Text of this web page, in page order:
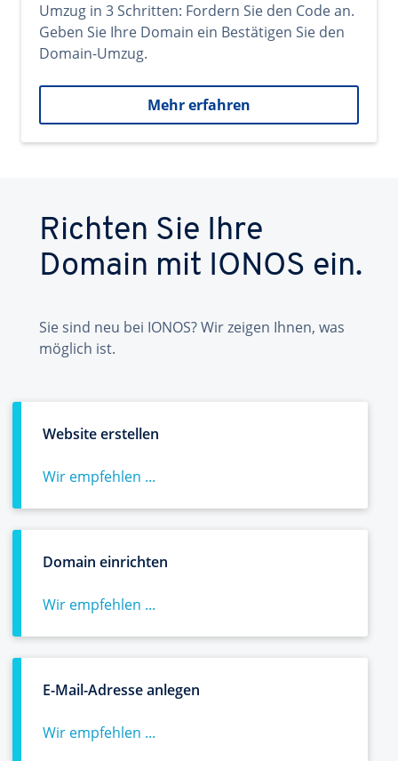
Umzug in 3 Schritten: Fordern Sie den Code an.
Geben Sie Ihre Domain ein Bestätigen Sie den
Domain-Umzug.
Mehr erfahren
Richten Sie Ihre
Domain mit IONOS ein.
Sie sind neu bei IONOS? Wir zeigen Ihnen, was
möglich ist.
Website erstellen
Wir empfehlen ...
Domain einrichten
Wir empfehlen ...
E-Mail-Adresse anlegen
Wir empfehlen ...